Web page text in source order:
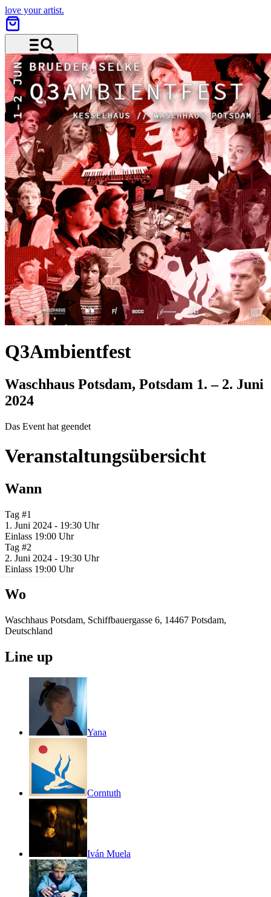
love your artist.
Menü und Suche
Q3Ambientfest
Waschhaus Potsdam, Potsdam 1. – 2. Juni
2024
Das Event hat geendet
Veranstaltungsübersicht
Wann
Tag #1
1. Juni 2024 - 19:30 Uhr
Einlass 19:00 Uhr
Tag #2
2. Juni 2024 - 19:30 Uhr
Einlass 19:00 Uhr
Wo
Waschhaus Potsdam, Schiffbauergasse 6, 14467 Potsdam,
Deutschland
Line up
Yana
Corntuth
Iván Muela